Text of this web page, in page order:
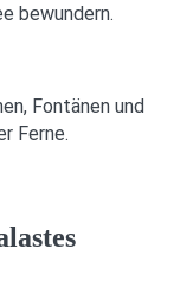
bewundern.
Fontänen und
Ferne.